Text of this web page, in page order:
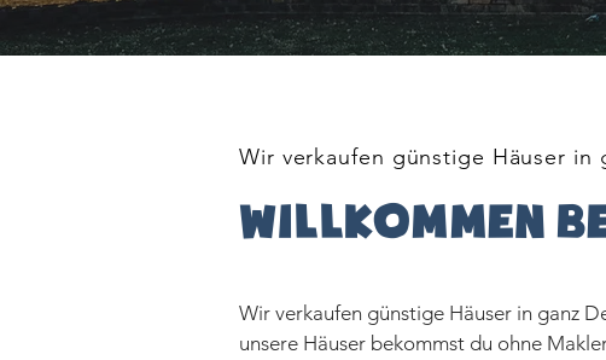
Wir verkaufen günstige Häuser in
Willkommen
Wir verkaufen günstige Häuser in ganz
unsere Häuser bekommst du ohne